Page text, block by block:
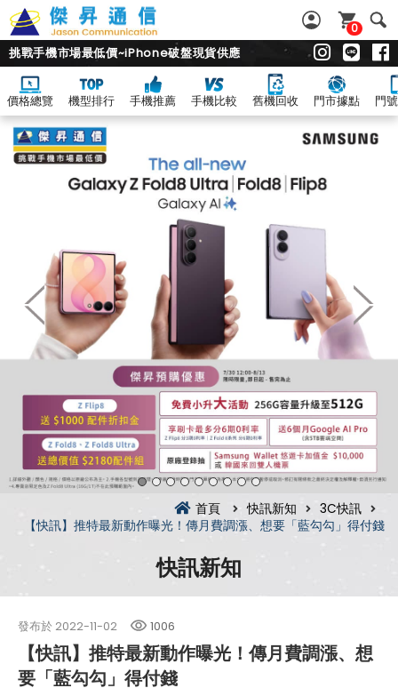
0
挑戰手機市場最低價~iPhone破盤現貨供應
價格總覽 機型排行 手機推薦 手機比較 舊機回收 門市據點 門
首頁 快訊新知
3C快訊
【快訊】推特最新動作曝光！傳月費調漲、想要「藍勾勾」得付錢
快訊新知
發布於 2022-11-02 1006
【快訊】推特最新動作曝光！傳月費調漲、想
要「藍勾勾」得付錢